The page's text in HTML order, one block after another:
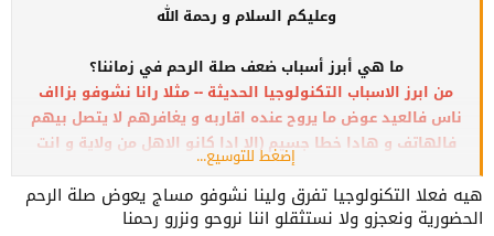
وعليكم السلام و رحمة الله
ما هي أبرز أسباب ضعف صلة الرحم في زماننا؟
من ابرز الاسباب التكنولوجيا الحديثة -- مثلا رانا نشوفو بزااف
ناس فالعيد عوض ما يروح عنده اقاربه و يغافرهم لا يتصل بيهم
فالهاتف و هادا خطا جسيم (الا ادا كانو الاهل من ولاية و انت
عايش في ولاية اخرى كيما نقولو بعاد عليك)
هل ترى أن الانشغال وضغوط الحياة عذر مقبول للتقصير فيها؟
إضغط للتوسيع...
هيه فعلا التكنولوجيا تفرق ولينا نشوفو مساج يعوض صلة الرحم
الحضورية ونعجزو ولا نستثقلو اننا نروحو ونزرو رحمنا